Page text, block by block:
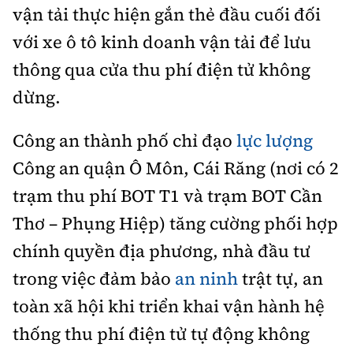
vận tải thực hiện gắn thẻ đầu cuối đối
với xe ô tô kinh doanh vận tải để lưu
thông qua cửa thu phí điện tử không
dừng.
Công an thành phố chỉ đạo lực lượng
Công an quận Ô Môn, Cái Răng (nơi có 2
trạm thu phí BOT T1 và trạm BOT Cần
Thơ – Phụng Hiệp) tăng cường phối hợp
chính quyền địa phương, nhà đầu tư
trong việc đảm bảo an ninhtrật tự, an
toàn xã hội khi triển khai vận hành hệ
thống thu phí điện tử tự động không